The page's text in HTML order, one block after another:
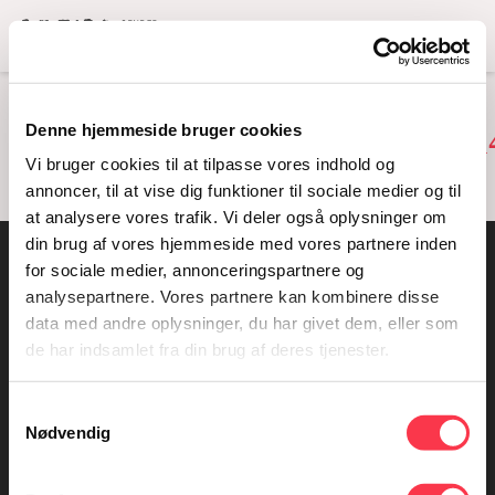
Denne hjemmeside bruger cookies
Vi bruger cookies til at tilpasse vores indhold og
annoncer, til at vise dig funktioner til sociale medier og til
at analysere vores trafik. Vi deler også oplysninger om
din brug af vores hjemmeside med vores partnere inden
for sociale medier, annonceringspartnere og
analysepartnere. Vores partnere kan kombinere disse
data med andre oplysninger, du har givet dem, eller som
de har indsamlet fra din brug af deres tjenester.
Nødvendig
Menu
Kontakt os
KØN - Gender Museum Denmark
Domkirkepladsen 5
DK - 8000 Aarhus C
+45 25 45 45 10